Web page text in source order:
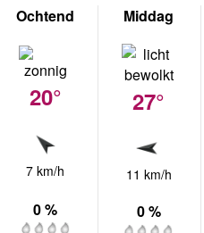
Ochtend
20°
7 km/h
0 %
Middag
27°
11 km/h
0 %